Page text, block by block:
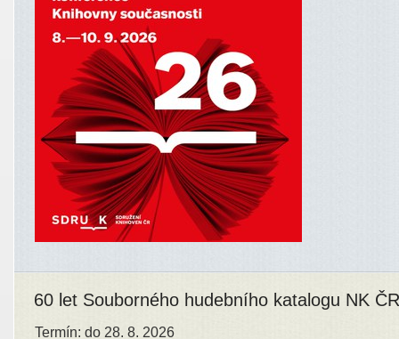
60 let Souborného hudebního katalogu NK ČR
Termín: do 28. 8. 2026